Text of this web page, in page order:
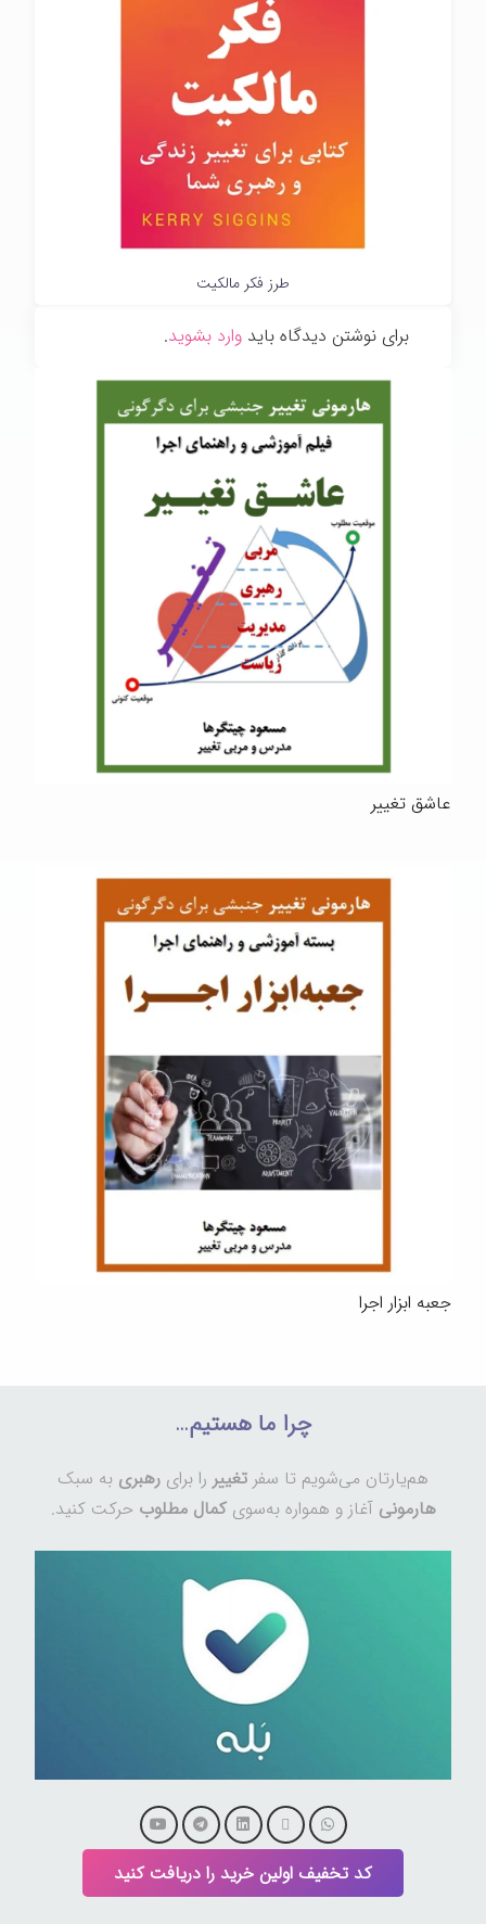
طرز فکر مالکیت
برای نوشتن دیدگاه باید وارد بشوید.
عاشق تغییر
جعبه ابزار اجرا
چرا ما هستیم…
هم‌یارتان می‌شویم تا سفر تغییر را برای رهبری به سبک
هارمونی آغاز و همواره به‌سوی کمال مطلوب حرکت کنید.
کد تخفیف اولین خرید را دریافت کنید